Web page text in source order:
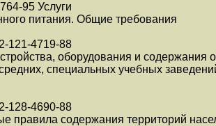
95 Услуги
питания. Общие требования
121-4719-88
оборудования и содержания
специальных учебных
128-4690-88
правила содержания территорий